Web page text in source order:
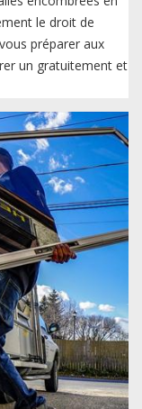
le droit de
préparer aux
un gratuitement et